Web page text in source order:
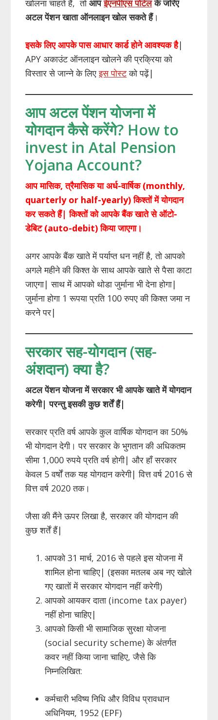
खोलना चाहते हैं, तोआपईएनपीएस पोर्टलके जरिए
अटल पेंशन खाता ऑनलाइन खोल सकते हैं।
इसके लिए आपके पास आधार कार्ड होने आवश्यक है|
APY अकाउंट ऑनलाइन खोलने की प्रक्रिया को
विस्तार से जान्ने के लिएइस पोस्टको पढ़ें|
आप अटल पेंशन योजना में
योगदान कैसे करेंगे? How to
invest in Atal Pension
Yojana Account?
आप मासिक, त्रैमासिक या अर्ध-वार्षिक (monthly,
quarterly or half-yearly) किश्तों में योगदान
कर सकते हैं| किश्तों को आपके बैंक खाते से ऑटो-
डेबिट (auto-debit) किया जाएगा।
अगर आपके बैंक खाते में पर्याप्त धन नहीं है, तो आपको
अगले महीने की किश्त के साथ आपके खाते से पैसा काटा
जाएगा| साथ में आपको थोडा जुर्माना भी देना होगा|
जुर्माना होगा 1 रूपया प्रति 100 रुपए की किश्त जमा न
करने पर|
सरकार सह-योगदान (सह-
अंशदान) क्या है?
अटल पेंशन योजना में सरकार भी आपके खाते में योगदान
करेगी| परन्तु इसकी कुछ शर्तें हैं|
सरकार प्रति वर्ष आपके कुल वार्षिक योगदान का 50%
भी योगदान देगी। पर सरकार के भुगतान की अधिकतम
सीमा 1,000 रुपये प्रति वर्ष होगी| और हाँ सरकार
केवल 5 वर्षों तक यह योगदान करेगी| वित्त वर्ष 2016 से
वित्त वर्ष 2020 तक।
जैसा की मैंने ऊपर लिखा है, सरकार की योगदान की
कुछ शर्तें हैं|
आपको 31 मार्च, 2016 से पहले इस योजना में
शामिल होना चाहिए| (इसका मतलब अब नए खोले
गए खातों में सरकार योगदान नहीं करेगी)
आपको आयकर दाता (income tax payer)
नहीं होना चाहिए|
आपको किसी भी सामाजिक सुरक्षा योजना
(social security scheme) के अंतर्गत
कवर नहीं किया जाना चाहिए, जैसे कि
निम्नलिखित:
कर्मचारी भविष्य निधि और विविध प्रावधान
अधिनियम, 1952 (EPF)